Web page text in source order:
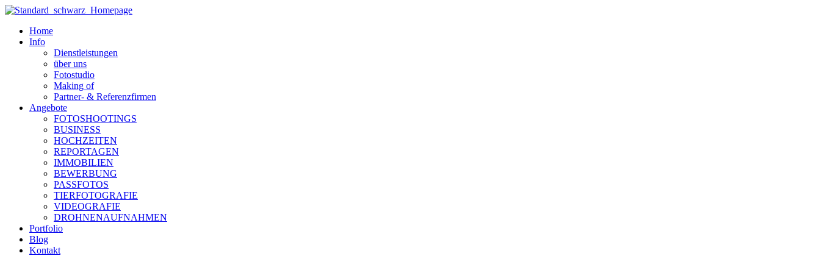
Zum
wechselnHome
Info
Dienstleistungen
über uns
Fotostudio
Making of
Partner- & Referenzfirmen
Angebote
FOTOSHOOTINGS
BUSINESS
HOCHZEITEN
REPORTAGEN
IMMOBILIEN
BEWERBUNG
PASSFOTOS
TIERFOTOGRAFIE
VIDEOGRAFIE
DROHNENAUFNAHMEN
Portfolio
Blog
Kontakt